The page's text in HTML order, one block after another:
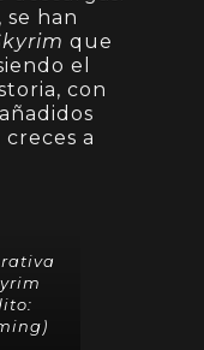
han
que
el
con
a
)